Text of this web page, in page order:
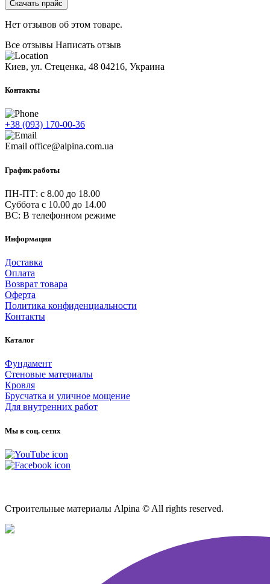
Скачать прайс
Нет отзывов об этом товаре.
Все отзывы Написать отзыв
Киев, ул. Стеценка, 48 04216, Украина
Контакты
+38 (093) 170-00-36
Email office@alpina.com.ua
График работы
ПН-ПТ: c 8.00 до 18.00
Суббота с 10.00 до 14.00
ВС: В телефонном режиме
Информация
Доставка
Оплата
Возврат товара
Оферта
Политика конфиденциальности
Контакты
Каталог
Фундамент
Стеновые материалы
Кровля
Брусчатка и уличное мощение
Для внутренних работ
Мы в соц. сетях
Строительные материалы Alpina © All rights reserved.